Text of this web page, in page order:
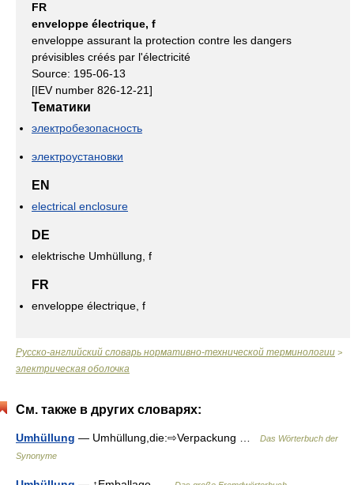
FR
enveloppe électrique, f
enveloppe assurant la protection contre les dangers
prévisibles créés par l'électricité
Source: 195-06-13
[IEV number 826-12-21]
Тематики
электробезопасность
электроустановки
EN
electrical enclosure
DE
elektrische Umhüllung, f
FR
enveloppe électrique, f
Русско-английский словарь нормативно-технической терминологии >
электрическая оболочка
См. также в других словарях:
Umhüllung — Umhüllung,die:⇨Verpackung …
Das Wörterbuch der
Synonyme